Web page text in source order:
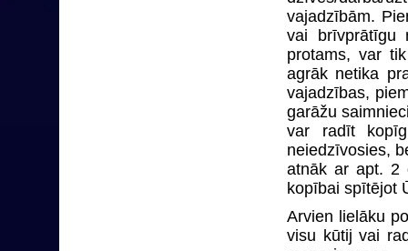
vajadzībām.
vai brīvprātīgu
protams, var
agrāk netika
vajadzības,
garāžu
var radīt
neiedzīvosies,
atnāk ar apt. 2
kopībai spītējot
Arvien lielāku
visu kūtij vai